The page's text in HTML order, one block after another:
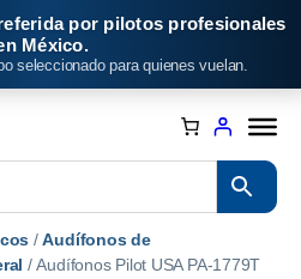
por pilotos profesionales
México.
seleccionado para quienes vuelan.
/Audífonos de
/ Audífonos Pilot USA PA-1779T